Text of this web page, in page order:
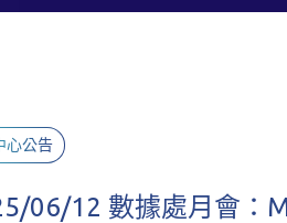
心公告
06/12 數據處月會